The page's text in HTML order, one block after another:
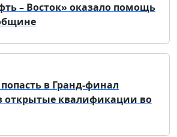
– Восток» оказало помощь
в Гранд-финал
открытые квалификации во